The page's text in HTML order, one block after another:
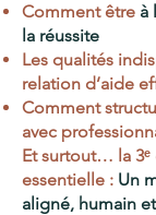
Comment être à
la réussite
Les qualités
relation d’aide
Comment
avec
Et surtout… la
essentielle : Un
aligné, humain